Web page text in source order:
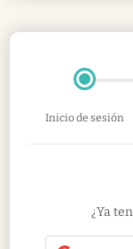
Inicio de sesión
¿Ya